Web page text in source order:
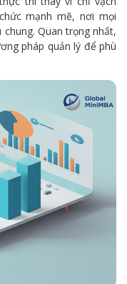
mạnh mẽ, nơi mọi
Quan trọng nhất,
pháp quản lý để phù